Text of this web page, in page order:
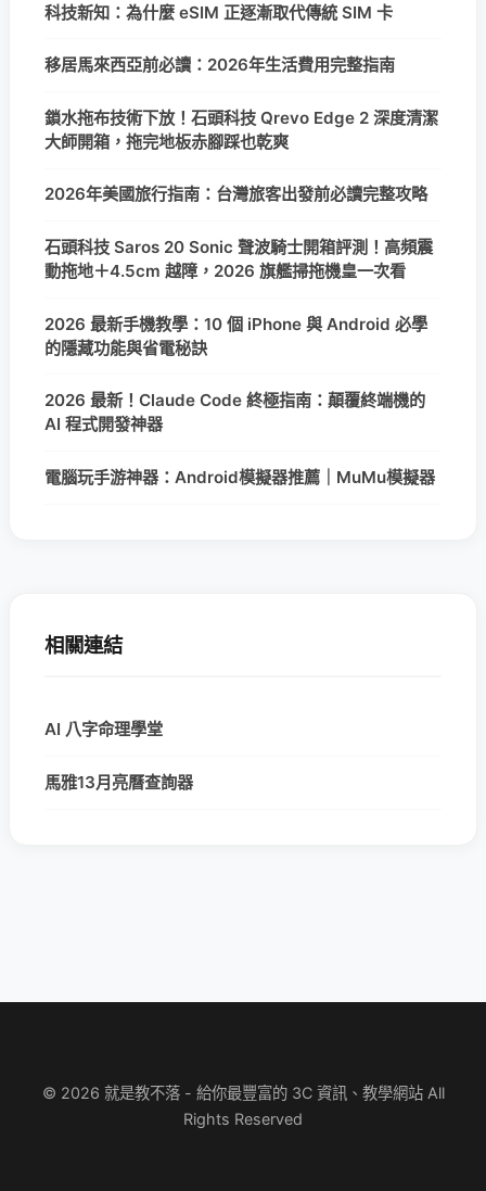
科技新知：為什麼 eSIM 正逐漸取代傳統 SIM 卡
移居馬來西亞前必讀：2026年生活費用完整指南
鎖水拖布技術下放！石頭科技 Qrevo Edge 2 深度清潔
大師開箱，拖完地板赤腳踩也乾爽
2026年美國旅行指南：台灣旅客出發前必讀完整攻略
石頭科技 Saros 20 Sonic 聲波騎士開箱評測！高頻震
動拖地＋4.5cm 越障，2026 旗艦掃拖機皇一次看
2026 最新手機教學：10 個 iPhone 與 Android 必學
的隱藏功能與省電秘訣
2026 最新！Claude Code 終極指南：顛覆終端機的
AI 程式開發神器
電腦玩手游神器：Android模擬器推薦｜MuMu模擬器
相關連結
AI 八字命理學堂
馬雅13月亮曆查詢器
© 2026 就是教不落 - 給你最豐富的 3C 資訊、教學網站 All
Rights Reserved